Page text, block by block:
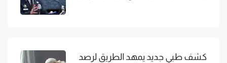
كشف طبي جديد يمهد الطريق لرصد